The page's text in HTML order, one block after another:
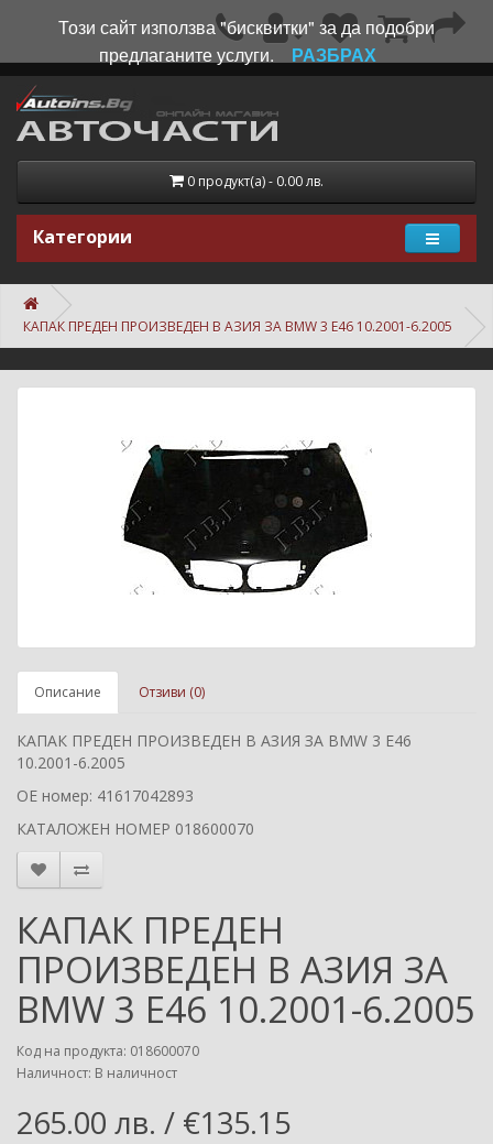
0 продукт(а) - 0.00 лв.
Категории
КАПАК ПРЕДЕН ПРОИЗВЕДЕН В АЗИЯ ЗА BMW 3 E46 10.2001-6.2005
Описание Отзиви (0)
КАПАК ПРЕДЕН ПРОИЗВЕДЕН В АЗИЯ ЗА BMW 3 E46
10.2001-6.2005
ОЕ номер: 41617042893
КАТАЛОЖЕН НОМЕР 018600070
КАПАК ПРЕДЕН
ПРОИЗВЕДЕН В АЗИЯ ЗА
BMW 3 E46 10.2001-6.2005
Код на продукта: 018600070
Наличност: В наличност
265.00 лв. / €135.15
Този сайт използва "бисквитки" за да подобри
предлаганите услуги.
РАЗБРАХ